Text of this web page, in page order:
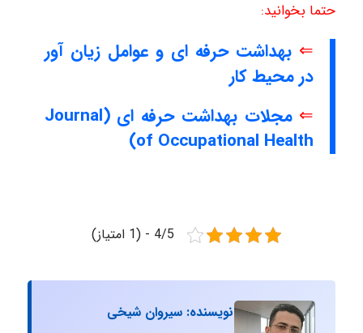
حتما بخوانید:
⇐ بهداشت حرفه ای و عوامل زیان آور
در محیط کار
⇐
مجلات بهداشت حرفه ای (Journal
of Occupational Health)
4/5 - (1 امتیاز)
نویسنده: سیروان شیخی